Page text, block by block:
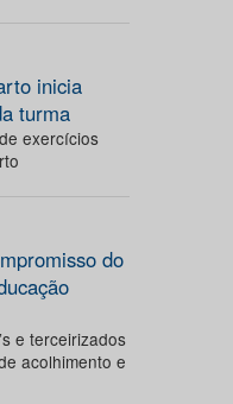
inicia
turma
exercícios
do
e terceirizados
acolhimento e